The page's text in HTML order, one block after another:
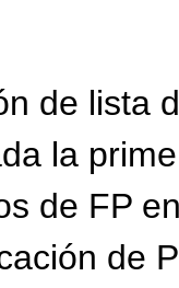
de lista
la
de FP
de